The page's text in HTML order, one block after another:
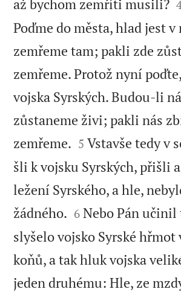
až bychom zemříti musili?
Poďme do města, hlad jest v
zemřeme tam; pakli zde
zemřeme. Protož nyní
vojska Syrských. Budou-li
zůstaneme živi; pakli nás
zemřeme. 

5 Vstavše tedy v
šli k vojsku Syrských, přišli
ležení Syrského, a hle,
žádného. 

6 Nebo Pán učinil
slyšelo vojsko Syrské hřmot
koňů, a tak hluk vojska
jeden druhému: Hle, ze